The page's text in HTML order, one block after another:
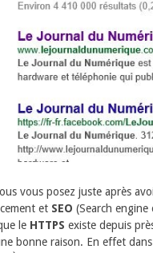
vous posez juste après
et SEO (Search
le HTTPS existe depuis
bonne raison. En effet